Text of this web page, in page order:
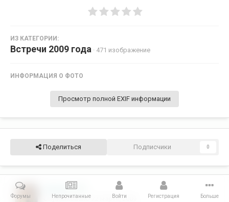
ИЗ КАТЕГОРИИ:
Встречи 2009 года · 471 изображение
ИНФОРМАЦИЯ О ФОТО
Просмотр полной EXIF информации
Поделиться Подписчики 0
Лёва34 935
Опубликовано 22 марта, 2009
Форумы Непрочитанные Войти Регистрация Больше